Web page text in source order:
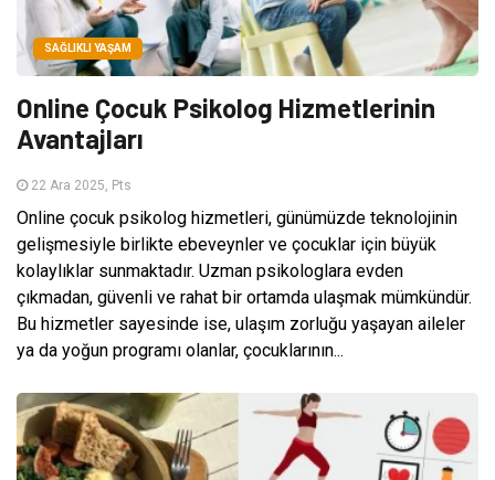
SAĞLIKLI YAŞAM
Online Çocuk Psikolog Hizmetlerinin
Avantajları
22 Ara 2025, Pts
Online çocuk psikolog hizmetleri, günümüzde teknolojinin
gelişmesiyle birlikte ebeveynler ve çocuklar için büyük
kolaylıklar sunmaktadır. Uzman psikologlara evden
çıkmadan, güvenli ve rahat bir ortamda ulaşmak mümkündür.
Bu hizmetler sayesinde ise, ulaşım zorluğu yaşayan aileler
ya da yoğun programı olanlar, çocuklarının...